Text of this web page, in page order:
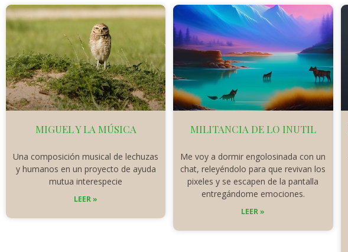
MIGUEL Y LA MÚSICA
Una composición musical de lechuzas
y humanos en un proyecto de ayuda
mutua interespecie
LEER »
MILITANCIA DE LO INUTIL
Me voy a dormir engolosinada con un
chat, releyéndolo para que revivan los
pixeles y se escapen de la pantalla
entregándome emociones.
LEER »